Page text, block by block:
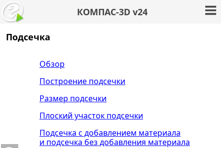
КОМПАС-3D v24
Подсечка
Обзор
Построение подсечки
Размер подсечки
Плоский участок подсечки
Подсечка с добавлением материала
и подсечка без добавления материала